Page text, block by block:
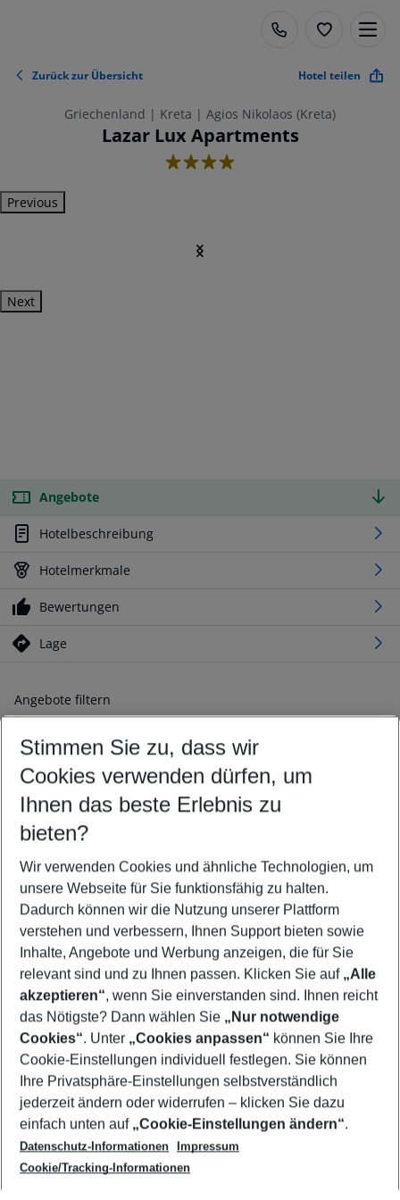
Zurück zur Übersicht Hotel teilen
Griechenland | Kreta | Agios Nikolaos (Kreta)
Lazar Lux Apartments
4
Previous
Next
Angebote
Hotelbeschreibung
Hotelmerkmale
Bewertungen
Lage
Angebote filtern
Ändern Sie Ihre Kriterien nach Ihren Wünschen
Abflughafen wählen
Beliebiger Abflughafen
Reisezeitraum wählen
08.08.26– 06.08.27 5-8 Nächte
2 Erwachsene Keine Kinder
Mehr Filter anzeigen
Footer
Footer navigation
Über uns
AGB
Cookie-Einstellungen ändern
Cookie-Richtlinie
Datenschutz
Service & Hilfe
Barrierefreies Reisen
Check-in
Folgen Sie uns
Stimmen Sie zu, dass wir
Cookies verwenden dürfen, um
Ihnen das beste Erlebnis zu
bieten?
Wir verwenden Cookies und ähnliche Technologien, um
unsere Webseite für Sie funktionsfähig zu halten.
Dadurch können wir die Nutzung unserer Plattform
verstehen und verbessern, Ihnen Support bieten sowie
Inhalte, Angebote und Werbung anzeigen, die für Sie
relevant sind und zu Ihnen passen. Klicken Sie auf „Alle
akzeptieren“, wenn Sie einverstanden sind. Ihnen reicht
das Nötigste? Dann wählen Sie „Nur notwendige
Cookies“. Unter „Cookies anpassen“ können Sie Ihre
Cookie-Einstellungen individuell festlegen. Sie können
Ihre Privatsphäre-Einstellungen selbstverständlich
jederzeit ändern oder widerrufen – klicken Sie dazu
einfach unten auf „Cookie-Einstellungen ändern“.
Datenschutz-Informationen
Impressum
Cookie/Tracking-Informationen